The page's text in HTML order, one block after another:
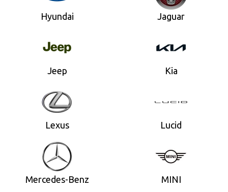
Hyundai Jaguar
Jeep Kia
Lexus Lucid
Mercedes-Benz MINI